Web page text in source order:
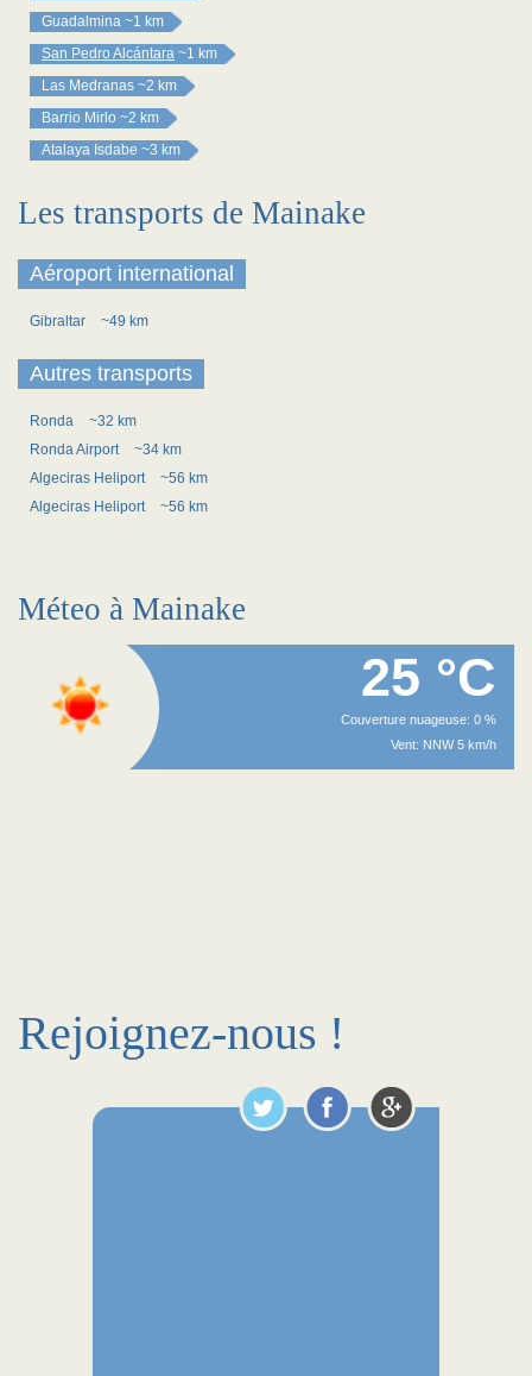
Guadalmina ~1 km
San Pedro Alcántara ~1 km
Las Medranas ~2 km
Barrio Mirlo ~2 km
Atalaya Isdabe ~3 km
Les transports de Mainake
Aéroport international
Gibraltar ~49 km
Autres transports
Ronda
~32 km
Ronda Airport
~34 km
Algeciras Heliport
~56 km
Algeciras Heliport
~56 km
Méteo à Mainake
25 °C
Couverture nuageuse: 0 %
Vent: NNW 5 km/h
Rejoignez-nous !